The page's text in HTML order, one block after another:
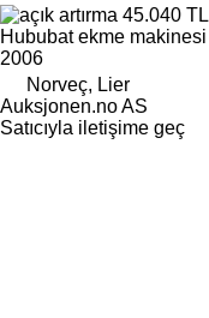
45.040 TL
Hububat ekme makinesi
2006
Norveç, Lier
Auksjonen.no AS
Satıcıyla iletişime geç